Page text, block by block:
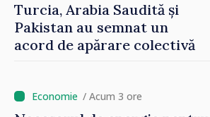
Turcia, Arabia Saudită și
Pakistan au semnat un
acord de apărare colectivă
/ Acum 3 ore